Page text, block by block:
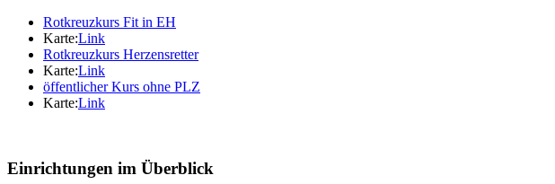
Rotkreuzkurs Fit in EH
Karte:Link
Rotkreuzkurs Herzensretter
Karte:Link
öffentlicher Kurs ohne PLZ
Karte:Link
Einrichtungen im Überblick